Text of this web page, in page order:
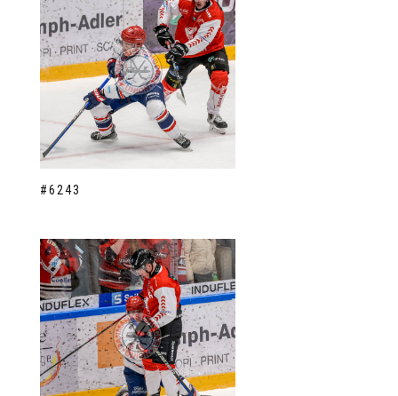
#6243